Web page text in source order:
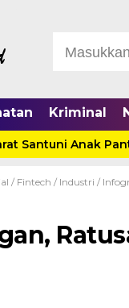
Kriminal
Anak Panti
/ Fintech / Industri /